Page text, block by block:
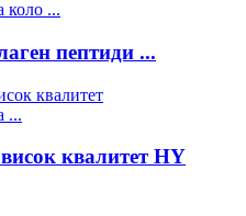
пептиди ...
квалитет HY